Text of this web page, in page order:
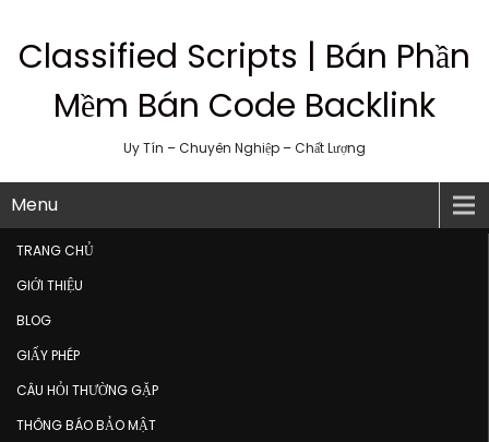
Classified Scripts | Bán Phần
Mềm Bán Code Backlink
Uy Tín – Chuyên Nghiệp – Chất Lượng
Menu
TRANG CHỦ
GIỚI THIỆU
BLOG
GIẤY PHÉP
CÂU HỎI THƯỜNG GẶP
THÔNG BÁO BẢO MẬT